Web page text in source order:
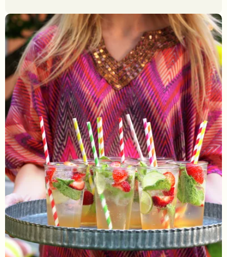
vurdere
denne
oppskriften.